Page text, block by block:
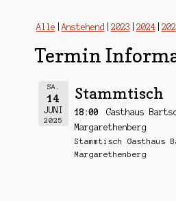
Stammtisch
Kontakt
Impressum/Datenschutz
Alle Anstehend 2023 2024
Termin
SA.
14
JUNI
2025
Stammtisch
18:00
Gasthaus
Margarethenberg
Stammtisch Gasthaus
Margarethenberg